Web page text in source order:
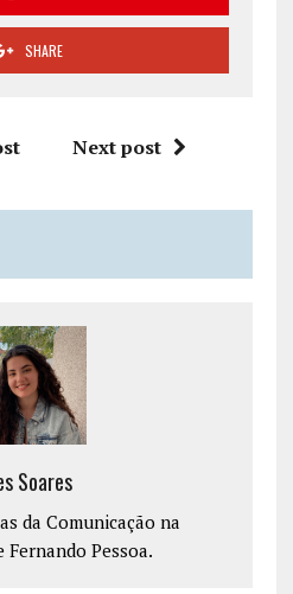
SHARE
Next post
Soares
da Comunicação na
Fernando Pessoa.